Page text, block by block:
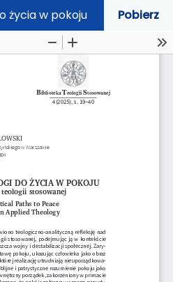
życia w pokoju Pobierz